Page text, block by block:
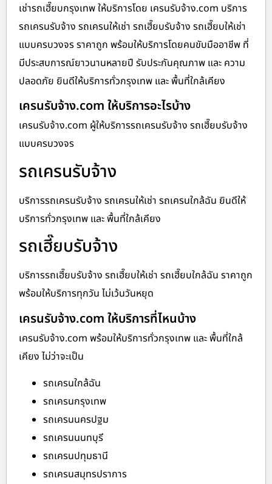
เช่ารถเฮี๊ยบกรุงเทพ ให้บริการโดย เครนรับจ้าง.com บริการ
รถเครนรับจ้าง รถเครนให้เช่า รถเฮี๊ยบรับจ้าง รถเฮี๊ยบให้เช่า
แบบครบวงจร ราคาถูก พร้อมให้บริการโดยคนขับมืออาชีพ ที่
มีประสบการณ์ยาวนานหลายปี รับประกันคุณภาพ และ ความ
ปลอดภัย ยินดีให้บริการทั่วกรุงเทพ และ พื้นที่ใกล้เคียง
เครนรับจ้าง.com ให้บริการอะไรบ้าง
เครนรับจ้าง.com ผู้ให้บริการรถเครนรับจ้าง รถเฮี๊ยบรับจ้าง
แบบครบวงจร
รถเครนรับจ้าง
บริการรถเครนรับจ้าง รถเครนให้เช่า รถเครนใกล้ฉัน ยินดีให้
บริการทั่วกรุงเทพ และ พื้นที่ใกล้เคียง
รถเฮี๊ยบรับจ้าง
บริการรถเฮี๊ยบรับจ้าง รถเฮี๊ยบให้เช่า รถเฮี๊ยบใกล้ฉัน ราคาถูก
พร้อมให้บริการทุกวัน ไม่เว้นวันหยุด
เครนรับจ้าง.com ให้บริการที่ไหนบ้าง
เครนรับจ้าง.com พร้อมให้บริการทั่วกรุงเทพ และ พื้นที่ใกล้
เคียง ไม่ว่าจะเป็น
รถเครนใกล้ฉัน
รถเครนกรุงเทพ
รถเครนนครปฐม
รถเครนนนทบุรี
รถเครนปทุมธานี
รถเครนสมุทรปราการ